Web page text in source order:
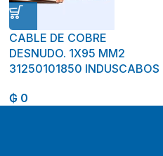
CABLE DE COBRE
DESNUDO. 1X95 MM2
31250101850 INDUSCABOS
₲ 0